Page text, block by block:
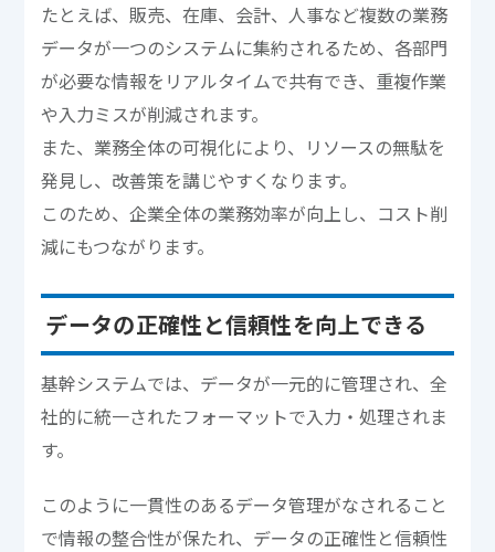
たとえば、販売、在庫、会計、人事など複数の業務
データが一つのシステムに集約されるため、各部門
が必要な情報をリアルタイムで共有でき、重複作業
や入力ミスが削減されます。
また、業務全体の可視化により、リソースの無駄を
発見し、改善策を講じやすくなります。
このため、企業全体の業務効率が向上し、コスト削
減にもつながります。
データの正確性と信頼性を向上できる
基幹システムでは、データが一元的に管理され、全
社的に統一されたフォーマットで入力・処理されま
す。
このように一貫性のあるデータ管理がなされること
で情報の整合性が保たれ、データの正確性と信頼性